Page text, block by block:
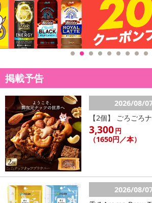
【配送伝票番号について】
※配送形態がメール便の商品については、商
伝票番号がマイページに表示されない場合も
※配送日時の指定が可能な商品の場合、商品
配送日、配送時間が異なる可能性がございます
カート機能をご利用の場合は、配送日時指定
ん。
発送日カレンダー
掲載予告
2026/08/
【2個】 ごろごろ
3,300円
（1650円／本）
2026/08/